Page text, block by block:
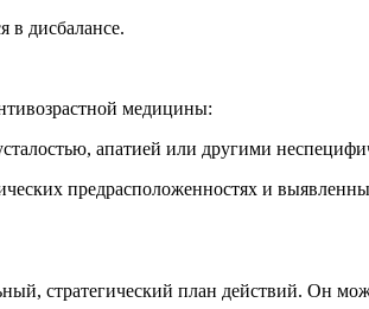
в дисбалансе.
медицины:
апатией или другими
предрасположенностях и
стратегический план действий. Он